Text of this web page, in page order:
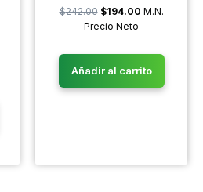
$242.00 $194.00 M.N.
Precio Neto
Añadir al carrito